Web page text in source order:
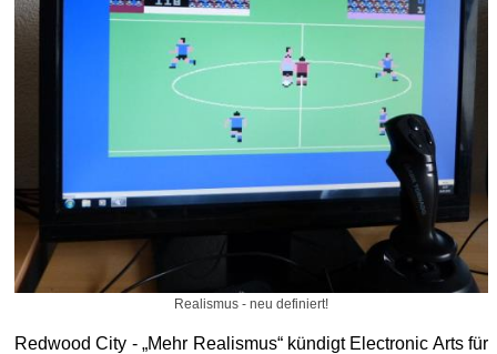
Realismus - neu definiert!
Redwood City - „Mehr Realismus“ kündigt Electronic Arts für